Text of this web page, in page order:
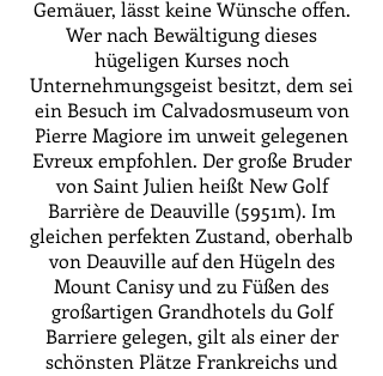
Gemäuer, lässt keine Wünsche offen.
Wer nach Bewältigung dieses
hügeligen Kurses noch
Unternehmungsgeist besitzt, dem sei
ein Besuch im Calvadosmuseum von
Pierre Magiore im unweit gelegenen
Evreux empfohlen. Der große Bruder
von Saint Julien heißt New Golf
Barrière de Deauville (5951m). Im
gleichen perfekten Zustand, oberhalb
von Deauville auf den Hügeln des
Mount Canisy und zu Füßen des
großartigen Grandhotels du Golf
Barriere gelegen, gilt als einer der
schönsten Plätze Frankreichs und